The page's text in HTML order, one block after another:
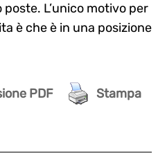
L’unico motivo per
è che è in una posizione
PDF Stampa